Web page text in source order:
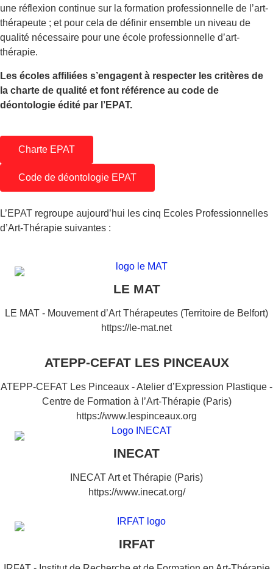
une réflexion continue sur la formation professionnelle de l’art-
thérapeute ; et pour cela de définir ensemble un niveau de
qualité nécessaire pour une école professionnelle d’art-
thérapie.
Les écoles affiliées s’engagent à respecter les critères de
la charte de qualité et font référence au code de
déontologie édité par l’EPAT.
Charte EPAT
Code de déontologie EPAT
L’EPAT regroupe aujourd’hui les cinq Ecoles Professionnelles
d’Art-Thérapie suivantes :
LE MAT
LE MAT - Mouvement d’Art Thérapeutes (Territoire de Belfort)
https://le-mat.net
ATEPP-CEFAT LES PINCEAUX
ATEPP-CEFAT Les Pinceaux - Atelier d’Expression Plastique -
Centre de Formation à l’Art-Thérapie (Paris)
https://www.lespinceaux.org
INECAT
INECAT Art et Thérapie (Paris)
https://www.inecat.org/
IRFAT